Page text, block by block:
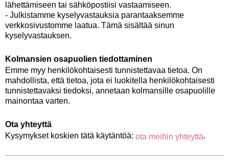
lähettämiseen tai sähköpostiisi vastaamiseen.
- Julkistamme kyselyvastauksia parantaaksemme
verkkosivustomme laatua. Tämä sisältää sinun
kyselyvastauksen.
Kolmansien osapuolien tiedottaminen
Emme myy henkilökohtaisesti tunnistettavaa tietoa. On
mahdollista, että tietoa, jota ei luokitella henkilökohtaisesti
tunnistettavaksi tiedoksi, annetaan kolmansille osapuolille
mainontaa varten.
Ota yhteyttä
Kysymykset koskien tätä käytäntöä: ota meihin yhteyttä.